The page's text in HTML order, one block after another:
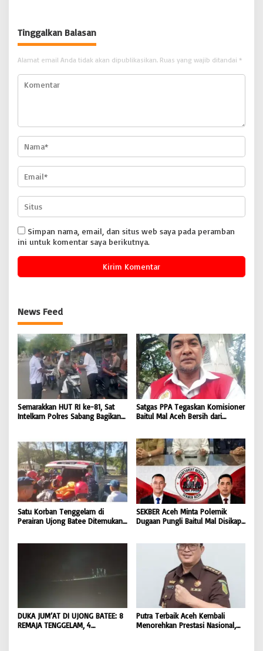
Tinggalkan Balasan
Alamat email Anda tidak akan dipublikasikan. Ruas yang wajib ditandai *
Simpan nama, email, dan situs web saya pada peramban
ini untuk komentar saya berikutnya.
News Feed
Semarakkan HUT RI ke-81, Sat
Intelkam Polres Sabang Bagikan
BONGKAR’Perkara.com
Satgas PPA Tegaskan Komisioner
Baitul Mal Aceh Bersih dari
Penyebaran Hoaks | BONGKAR
‘Perkara.com
Satu Korban Tenggelam di
Perairan Ujong Batee Ditemukan,
SEKBER Aceh Minta Polemik
Dugaan Pungli Baitul Mal Disikapi
BONGKAR ‘Perkara.com
DUKA JUM’AT DI UJONG BATEE: 8
REMAJA TENGGELAM, 4
Putra Terbaik Aceh Kembali
Menorehkan Prestasi Nasional,